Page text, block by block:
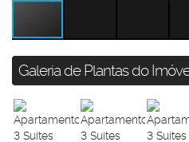
Galeria de Plantas do